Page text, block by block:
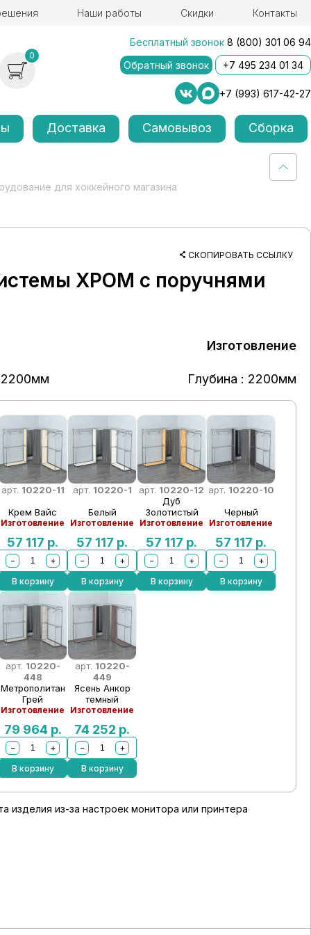
Наши работы Скидки Контакты
0
Бесплатный звонок 8 (800) 301 06 94
Обратный звонок
+7 495 234 01 34
+7 (993) 617-42-27
Доставка Самовывоз Сборка
для хоккейного магазина
СКОПИРОВАТЬ ССЫЛКУ
ХРОМ с поручнями
Изготовление
Глубина : 2200мм
арт. 10220-11
Крем Вайс
Изготовление
57 117 р.
−
+
В корзину
арт. 10220-1
Белый
Изготовление
57 117 р.
−
+
В корзину
арт. 10220-12
Дуб
Золотистый
Изготовление
57 117 р.
−
+
В корзину
арт. 10220-10
Черный
Изготовление
57 117 р.
−
+
В корзину
арт. 10220-
448
Метрополитан
Грей
Изготовление
79 964 р.
−
+
В корзину
арт. 10220-
449
Ясень Анкор
темный
Изготовление
74 252 р.
−
+
В корзину
из-за настроек монитора или принтера